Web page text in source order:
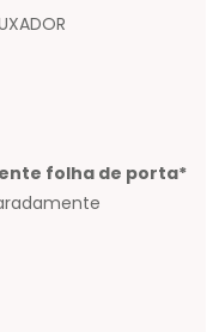
folha de porta*